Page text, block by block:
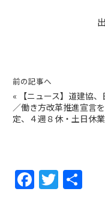
前の記事へ
«
【ニュース】道建協
／働き方改革推進宣言
定、４週８休・土日休
F
a
T
w